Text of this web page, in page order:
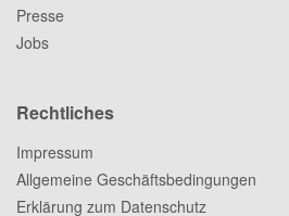
Presse
Jobs
Rechtliches
Impressum
Allgemeine Geschäftsbedingungen
Erklärung zum Datenschutz